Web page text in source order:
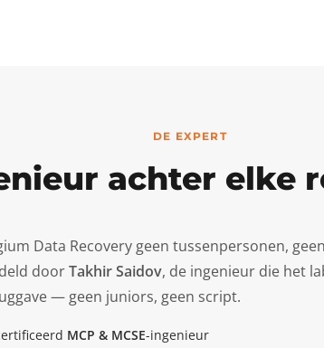
DE EXPERT
achter elke
Data Recovery geen tussenpersonen,
doorTakhir Saidov, de ingenieur die het
— geen juniors, geen script.
MCP & MCSE-ingenieur